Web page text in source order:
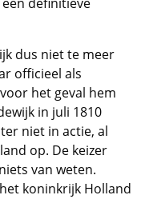
dus niet te meer
officieel als
het geval hem
in juli 1810
niet in actie, al
op. De keizer
van weten.
koninkrijk Holland